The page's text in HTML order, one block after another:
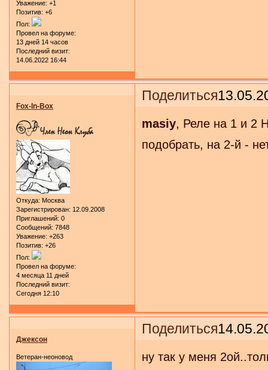
Уважение: +1
Позитив: +6
Пол:
Провел на форуме:
13 дней 14 часов
Последний визит:
14.06.2022 16:44
Поделиться
Fox-In-Box
Откуда: Москва
Зарегистрирован: 12.09.2008
Приглашений: 0
Сообщений: 7848
Уважение: +263
Позитив: +26
Пол:
Провел на форуме:
4 месяца 11 дней
Последний визит:
Сегодня 12:10
masiy, Реле на 1 и 2
подобрать, на 2-й -
Поделиться
Джексон
Ветеран-неоновод
ну так у меня